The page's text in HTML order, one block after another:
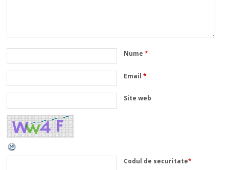
Nume*
Email*
Site web
Codul de securitate*